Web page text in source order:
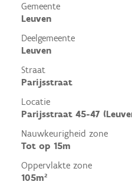
Gemeente
Leuven
Deelgemeente
Leuven
Straat
Parijsstraat
Locatie
Parijsstraat 45-47
Nauwkeurigheid zone
Tot op 15m
Oppervlakte zone
105m²